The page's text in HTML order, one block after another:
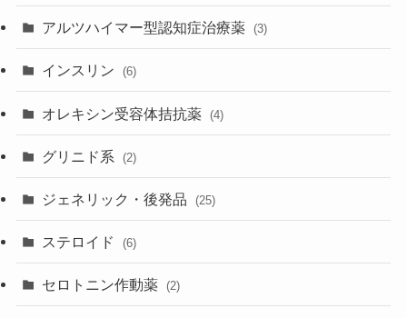
アルツハイマー型認知症治療薬 (3)
インスリン (6)
オレキシン受容体拮抗薬 (4)
グリニド系 (2)
ジェネリック・後発品 (25)
ステロイド (6)
セロトニン作動薬 (2)